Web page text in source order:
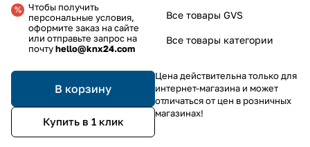
Чтобы получить
персональные условия,
оформите заказ на сайте
или отправьте запрос на
почтуhello@knx24.com
В корзину
Купить в 1 клик
Все товары GVS
Все товары категории
Цена действительна только для
интернет-магазина и может
отличаться от цен в розничных
магазинах!